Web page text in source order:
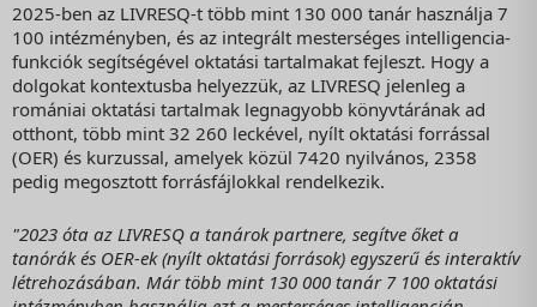
2025-ben az LIVRESQ-t több mint 130 000 tanár használja 7
100 intézményben, és az integrált mesterséges intelligencia-
funkciók segítségével oktatási tartalmakat fejleszt. Hogy a
dolgokat kontextusba helyezzük, az LIVRESQ jelenleg a
romániai oktatási tartalmak legnagyobb könyvtárának ad
otthont, több mint 32 260 leckével, nyílt oktatási forrással
(OER) és kurzussal, amelyek közül 7420 nyilvános, 2358
pedig megosztott forrásfájlokkal rendelkezik.
"2023 óta az LIVRESQ a tanárok partnere, segítve őket a
tanórák és OER-ek (nyílt oktatási források) egyszerű és interaktív
létrehozásában. Már több mint 130 000 tanár 7 100 oktatási